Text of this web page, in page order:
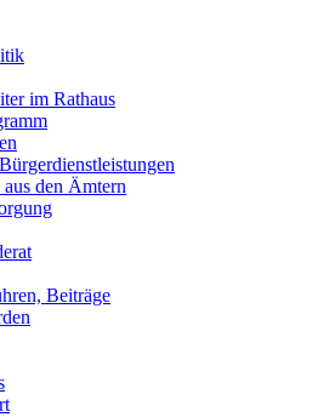
im Rathaus
den Ämtern
Beiträge